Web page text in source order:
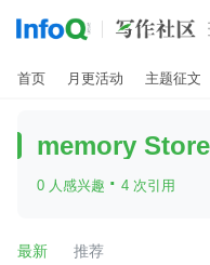
首页 月更活动 主题征文
memory Store
0 人感兴趣 · 4 次引用
最新 推荐